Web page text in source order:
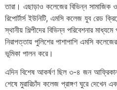
তারা। এছাড়াও কলেজের বিভিন্ন
রিপোর্টার্স ইউনিটি, এমসি কলেজ যুব রেড
স্থানীয় শিল্পীদের বিভিন্ন পরিবেশনার
নিরাপত্তায় পুলিশের পাশাপাশি এমসি
ভূমিকা পালন করে।
এদিন বিশেষ আকর্ষণ ছিল ৩-৪ জন
শেষে মুরারিচাঁদ কলেজ প্রাঙ্গণ ঘুরে দেখেন